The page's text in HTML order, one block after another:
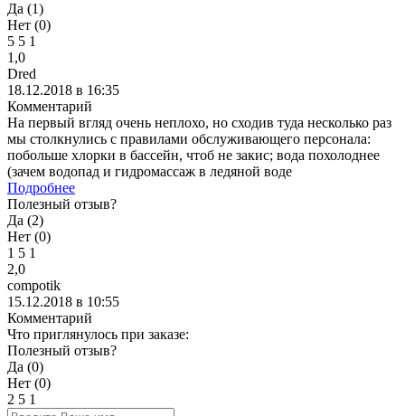
Да (1)
Нет (0)
5 5 1
1,0
Dred
18.12.2018 в 16:35
Комментарий
На первый вгляд очень неплохо, но сходив туда несколько раз
мы столкнулись с правилами обслуживающего персонала:
побольше хлорки в бассейн, чтоб не закис; вода похолоднее
(зачем водопад и гидромассаж в ледяной воде
Подробнее
Полезный отзыв?
Да (2)
Нет (0)
1 5 1
2,0
compotik
15.12.2018 в 10:55
Комментарий
Что приглянулось при заказе:
Полезный отзыв?
Да (0)
Нет (0)
2 5 1